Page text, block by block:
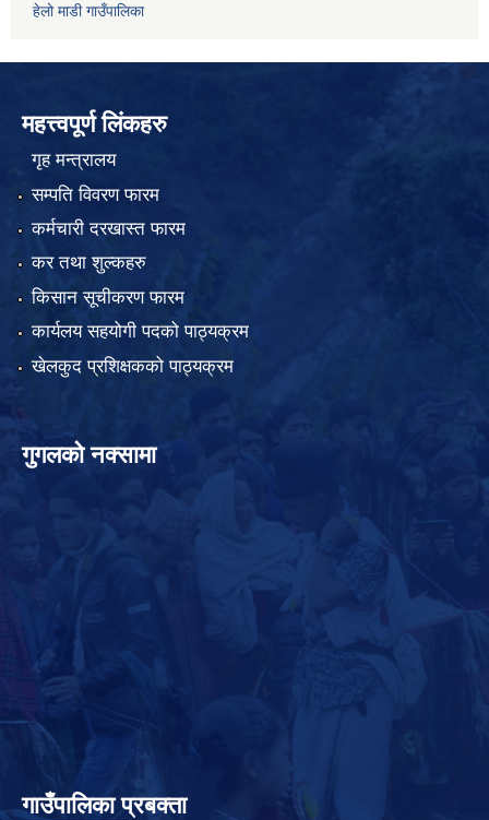
हेलो माडी गाउँपालिका
महत्त्वपूर्ण लिंकहरु
गृह मन्त्रालय
सम्पति विवरण फारम
कर्मचारी दरखास्त फारम
कर तथा शुल्कहरु
किसान सूचीकरण फारम
कार्यलय सहयोगी पदको पाठ्यक्रम
खेलकुद प्रशिक्षकको पाठ्यक्रम
गुगलको नक्सामा
गाउँपालिका प्रबक्ता